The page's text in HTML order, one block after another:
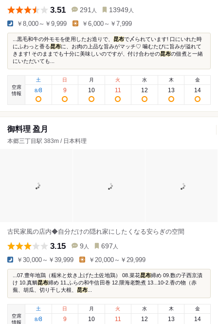
3.51 291 人 13949 人
￥8,000～￥9,999 ￥6,000～￥7,999
...黒毛和牛の外モモを使用したお造りで、 昆布で〆られています! 口にいれた時
にふわっと香る昆布に、お肉の上品な旨みがマッチ♡ 噛むたびに旨みが溢れて
きます! そのままでも十分に美味しいのですが、付け合わせの昆布の佃煮と一緒
にいただいても...
空席
情報
土
8/8
日
9
月
10
火
11
水
12
木
13
金
14
御料理 盈月
本郷三丁目駅 383m / 日本料理
古民家風の店内◆自分だけの隠れ家にしたくなる安らぎの空間
3.15 9 人 697 人
￥30,000～￥39,999 ￥20,000～￥29,999
...07.豊年地鶏（糯米と炊き上げた土佐地鶏） 08.菜花昆布締め 09.数の子西京漬
け 10.真鯛昆布締め 11.ふらの和牛信田巻 12.隈海老艶煮 13...10-2.香の物（赤
蕪、胡瓜、切り干し大根、 昆布
空席
情報
土
8/8
日
9
月
10
火
11
水
12
木
13
金
14